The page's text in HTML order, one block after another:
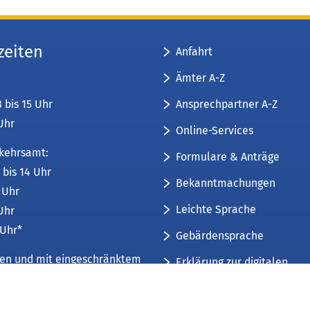
bis 15 Uhr
bis 14 Uhr
Uhr
und mit eingeschränktem
Anfahrt
Ämter A-Z
Ansprechpartner A-Z
Online-Services
Formulare & Anträge
Bekanntmachungen
Leichte Sprache
Gebärdensprache
Erklärung zur digitalen